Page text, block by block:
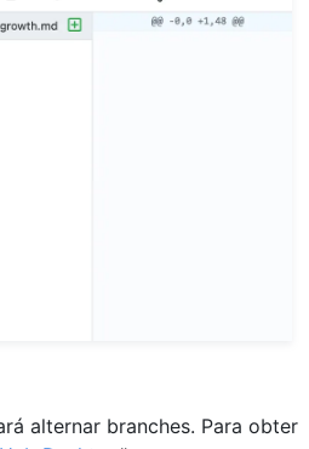
alternar branches. Para obter